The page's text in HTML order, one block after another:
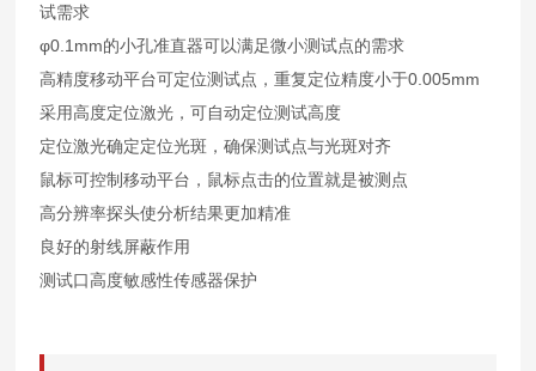
试需求
φ0.1mm的小孔准直器可以满足微小测试点的需求
高精度移动平台可定位测试点，重复定位精度小于0.005mm
采用高度定位激光，可自动定位测试高度
定位激光确定定位光斑，确保测试点与光斑对齐
鼠标可控制移动平台，鼠标点击的位置就是被测点
高分辨率探头使分析结果更加精准
良好的射线屏蔽作用
测试口高度敏感性传感器保护